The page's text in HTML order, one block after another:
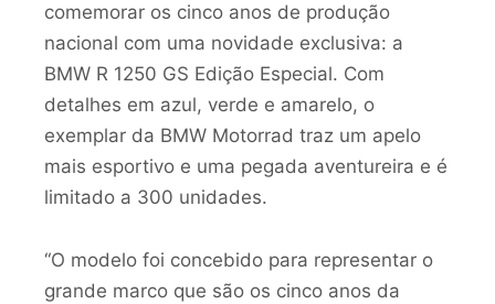
comemorar os cinco anos de produção
nacional com uma novidade exclusiva: a
BMW R 1250 GS Edição Especial. Com
detalhes em azul, verde e amarelo, o
exemplar da BMW Motorrad traz um apelo
mais esportivo e uma pegada aventureira e é
limitado a 300 unidades.
“O modelo foi concebido para representar o
grande marco que são os cinco anos da